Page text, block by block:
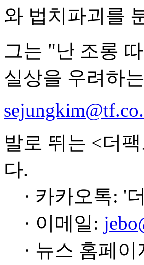
와 법치파괴를
그는 "난 조롱
실상을 우려하
발로 뛰는 <더
다.
· 카카오톡: '
· 이메일:
· 뉴스 홈페이